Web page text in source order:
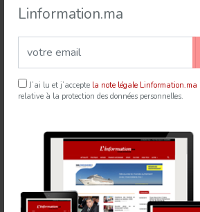
Linformation.ma
J’ai lu et j’accepte la note légale Linformation.ma
relative à la protection des données personnelles.